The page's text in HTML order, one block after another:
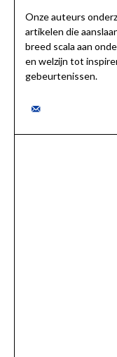
Onze auteurs
artikelen die
breed scala aan
en welzijn tot
gebeurtenissen.